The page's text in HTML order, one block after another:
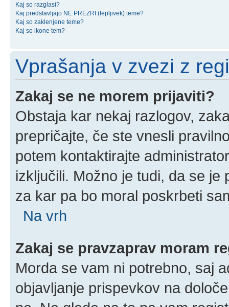
Kaj so razglasi?
Kaj predstavljajo NE PREZRI (lepljivek) teme?
Kaj so zaklenjene teme?
Kaj so ikone tem?
Vprašanja v zvezi z
Zakaj se ne morem prijaviti?
Obstaja kar nekaj razlogov,
prepričajte, če ste vnesli
potem kontaktirajte
izključili. Možno je tudi, da se
za kar pa bo moral poskrbeti
Na vrh
Zakaj se pravzaprav moram
Morda se vam ni potrebno, saj
objavljanje prispevkov na